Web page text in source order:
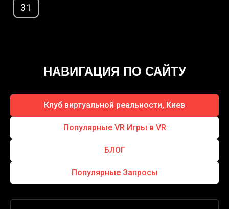
31
НАВИГАЦИЯ ПО САЙТУ
Клуб виртуальной реальности, Киев
Популярные VR Игры в VR
БЛОГ
Популярные Запросы